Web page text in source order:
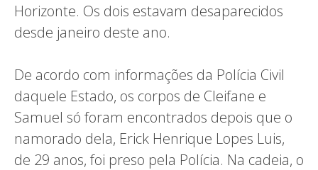
Horizonte. Os dois estavam desaparecidos
desde janeiro deste ano.
De acordo com informações da Polícia Civil
daquele Estado, os corpos de Cleifane e
Samuel só foram encontrados depois que o
namorado dela, Erick Henrique Lopes Luis,
de 29 anos, foi preso pela Polícia. Na cadeia, o